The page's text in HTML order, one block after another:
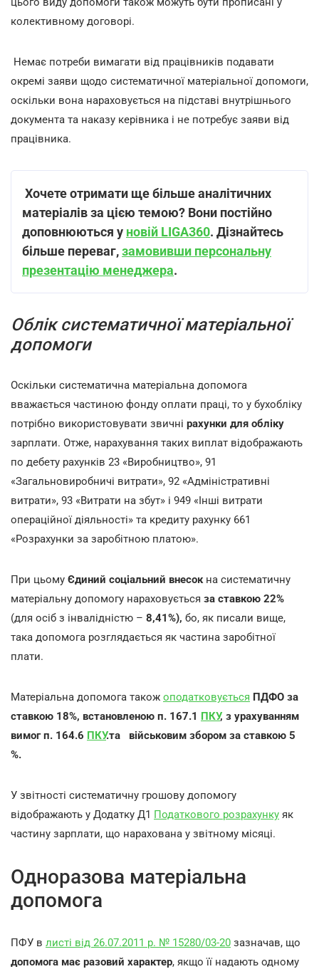
колективному договорі.
Немає потреби вимагати від працівників подавати
окремі заяви щодо систематичної матеріальної допомоги,
оскільки вона нараховується на підставі внутрішнього
документа та наказу керівника і не потребує заяви від
працівника.
Хочете отримати ще більше аналітичних
матеріалів за цією темою? Вони постійно
доповнюються у новій LIGA360. Дізнайтесь
більше переваг,замовивши персональну
презентацію менеджера.
Облік систематичної матеріальної
допомоги
Оскільки систематична матеріальна допомога
вважається частиною фонду оплати праці, то у бухобліку
потрібно використовувати звичні рахунки для обліку
зарплати. Отже, нарахування таких виплат відображають
по дебету рахунків 23 «Виробництво», 91
«Загальновиробничі витрати», 92 «Адміністративні
витрати», 93 «Витрати на збут» і 949 «Інші витрати
операційної діяльності» та кредиту рахунку 661
«Розрахунки за заробітною платою».
При цьому Єдиний соціальний внесокна систематичну
матеріальну допомогу нараховується за ставкою 22%
(для осіб з інвалідністю – 8,41%), бо, як писали вище,
така допомога розглядається як частина заробітної
плати.
Матеріальна допомога також оподатковується ПДФО за
ставкою 18%, встановленою п. 167.1 ПКУ, з урахуванням
вимог п. 164.6 ПКУ.та
військовим збором за ставкою 5
%.
У звітності систематичну грошову допомогу
відображають у Додатку Д1 Податкового розрахунку як
частину зарплати, що нарахована у звітному місяці.
Одноразова матеріальна
допомога
ПФУ в листі від 26.07.2011 р. № 15280/03-20 зазначав, що
допомога має разовий характер, якщо її надають одному